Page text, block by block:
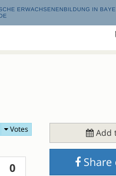
Votes
0Votes
Add
Share